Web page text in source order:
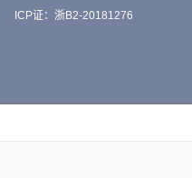
ICP证：浙B2-20181276